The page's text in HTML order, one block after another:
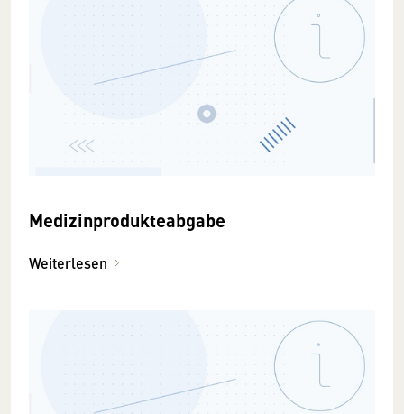
Medizinprodukteabgabe
Weiterlesen